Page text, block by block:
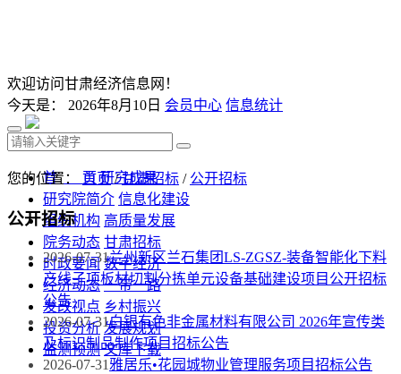
欢迎访问甘肃经济信息网！
今天是： 2026年8月10日 会员中心 信息统计
首 页 研究成果
研究院简介 信息化建设
组织机构 高质量发展
院务动态 甘肃招标
时政要闻 数字经济
经济动态 一带一路
发改视点 乡村振兴
投资分析 发展规划
监测预测 文库下载
您的位置： 首页/甘肃招标 / 公开招标
公开招标
2026-07-31兰州新区兰石集团LS-ZGSZ-装备智能化下料
产线子项板材切割分拣单元设备基础建设项目公开招标
公告
2026-07-31白银有色非金属材料有限公司 2026年宣传类
及标识制品制作项目招标公告
2026-07-31雅居乐•花园城物业管理服务项目招标公告